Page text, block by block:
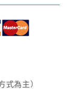
式為主）